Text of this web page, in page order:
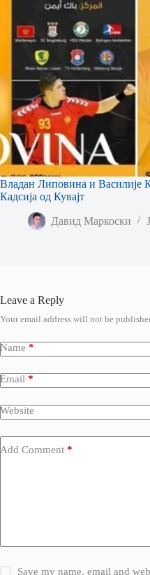
Владан Липовина и Василије
Кадсија од Кувајт
Давид Маркоски
Leave a Reply
Your email address will not be
Name *
Email *
Website
Add Comment *
Save my name, email and